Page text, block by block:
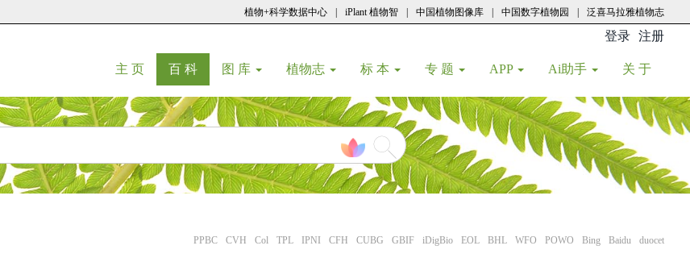
植物+科学数据中心 iPlant 植物智 中国植物图像库 中国数字植物园 泛喜马拉雅植物志
登录 注册
主 页(current)
百 科(current)
图 库 植物志 标 本 专 题 APP Ai助手 关 于
PPBC CVH Col TPL IPNI CFH CUBG GBIF iDigBio EOL BHL WFO POWO Bing Baidu duocet